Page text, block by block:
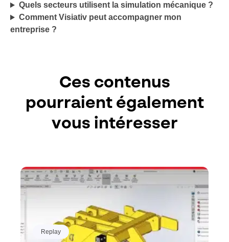
Quels secteurs utilisent la simulation mécanique ?
Comment Visiativ peut accompagner mon
entreprise ?
Ces contenus
pourraient également
vous intéresser
Replay